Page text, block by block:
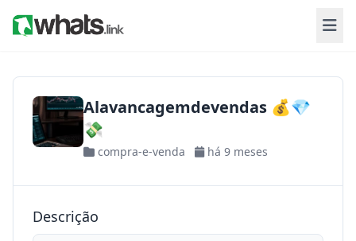
Alavancagemdevendas 💰💎
💸
compra-e-venda há 9 meses
Descrição